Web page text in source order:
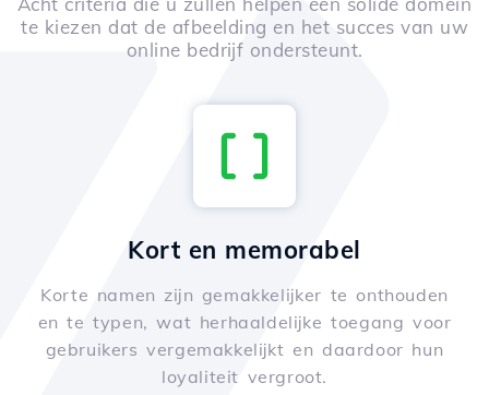
te kiezen dat de afbeelding en het succes van uw
online bedrijf ondersteunt.
Kort en memorabel
Korte namen zijn gemakkelijker te onthouden
en te typen, wat herhaaldelijke toegang voor
gebruikers vergemakkelijkt en daardoor hun
loyaliteit vergroot.